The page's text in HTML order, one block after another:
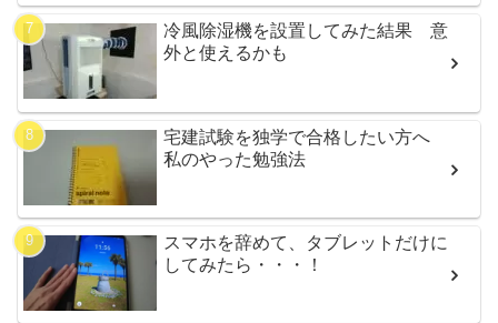
冷風除湿機を設置してみた結果 意
外と使えるかも
宅建試験を独学で合格したい方へ
私のやった勉強法
スマホを辞めて、タブレットだけに
してみたら・・・！